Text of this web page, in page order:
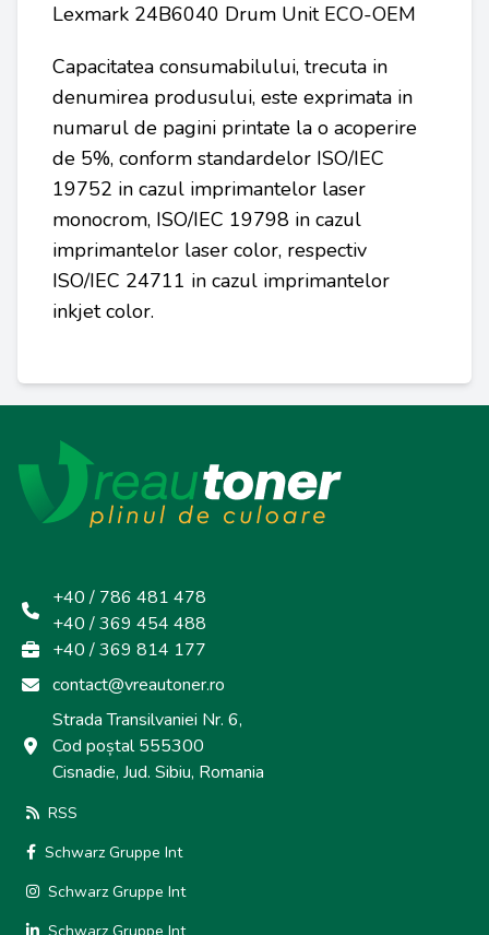
Lexmark 24B6040 Drum Unit ECO-OEM
Capacitatea consumabilului, trecuta in
denumirea produsului, este exprimata in
numarul de pagini printate la o acoperire
de 5%, conform standardelor ISO/IEC
19752 in cazul imprimantelor laser
monocrom, ISO/IEC 19798 in cazul
imprimantelor laser color, respectiv
ISO/IEC 24711 in cazul imprimantelor
inkjet color.
+40 / 786 481 478
+40 / 369 454 488
+40 / 369 814 177
contact@vreautoner.ro
Strada Transilvaniei Nr. 6,
Cod poștal 555300
Cisnadie, Jud. Sibiu, Romania
RSS
Schwarz Gruppe Int
Schwarz Gruppe Int